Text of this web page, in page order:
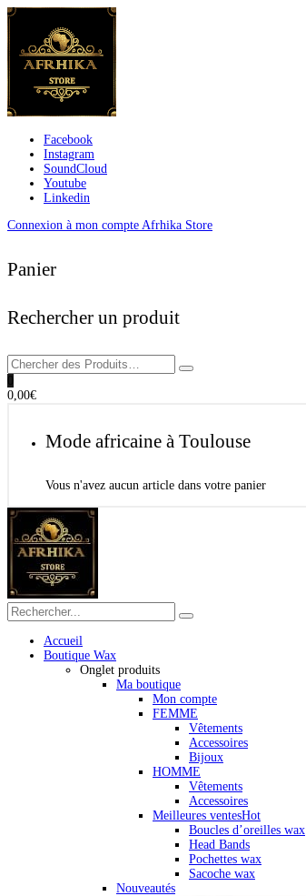
Facebook
Instagram
SoundCloud
Youtube
Linkedin
Connexion à mon compte Afrhika Store
Panier
Rechercher un produit
0,00€
Mode africaine à Toulouse
Vous n'avez aucun article dans votre panier
Accueil
Boutique Wax
Onglet produits
Ma boutique
Mon compte
FEMME
Vêtements
Accessoires
Bijoux
HOMME
Vêtements
Accessoires
Meilleures ventesHot
Boucles d’oreilles wax
Head Bands
Pochettes wax
Sacoche wax
Nouveautés